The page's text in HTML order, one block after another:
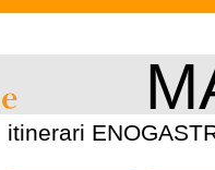
itinerari